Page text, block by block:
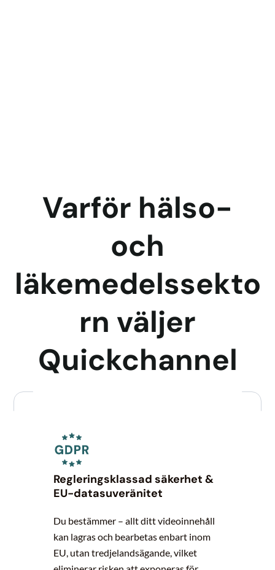
Varför hälso-
och
läkemedelssekto
rn väljer
Quickchannel
Regleringsklassad säkerhet &
EU-datasuveränitet
Du bestämmer – allt ditt videoinnehåll
kan lagras och bearbetas enbart inom
EU, utan tredjelandsägande, vilket